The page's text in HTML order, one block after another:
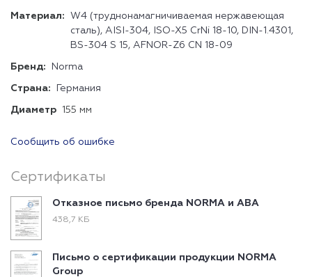
Материал:
W4 (труднонамагничиваемая нержавеющая
сталь), AISI-304, ISO-X5 CrNi 18-10, DIN-1.4301,
BS-304 S 15, AFNOR-Z6 CN 18-09
Бренд: Norma
Страна: Германия
Диаметр 155 мм
Сообщить об ошибке
Сертификаты
Отказное письмо бренда NORMA и ABA
438,7 КБ
Письмо о сертификации продукции NORMA
Group